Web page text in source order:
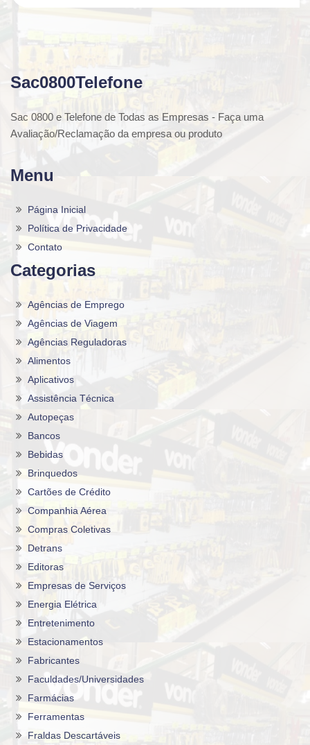
Sac0800Telefone
Sac 0800 e Telefone de Todas as Empresas - Faça uma
Avaliação/Reclamação da empresa ou produto
Menu
Página Inicial
Política de Privacidade
Contato
Categorias
Agências de Emprego
Agências de Viagem
Agências Reguladoras
Alimentos
Aplicativos
Assistência Técnica
Autopeças
Bancos
Bebidas
Brinquedos
Cartões de Crédito
Companhia Aérea
Compras Coletivas
Detrans
Editoras
Empresas de Serviços
Energia Elétrica
Entretenimento
Estacionamentos
Fabricantes
Faculdades/Universidades
Farmácias
Ferramentas
Fraldas Descartáveis